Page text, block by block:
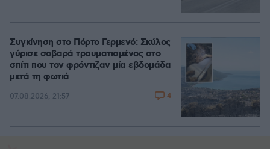
Συγκίνηση στο Πόρτο Γερμενό: Σκύλος
γύρισε σοβαρά τραυματισμένος στο
σπίτι που τον φρόντιζαν μία εβδομάδα
μετά τη φωτιά
07.08.2026, 21:57 4